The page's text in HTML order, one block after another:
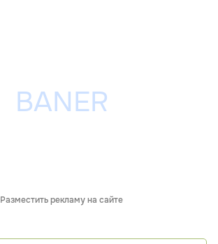
Разместить рекламу на сайте